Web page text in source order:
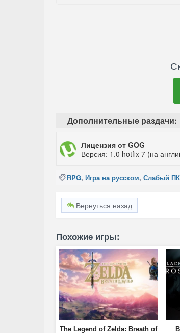
Дополнительные раздачи:
Лицензия от GOG
Версия: 1.0 hotfix 7 (на
RPG, Игра на русском, Слабый ПК
Вернуться назад
Похожие игры:
The Legend of Zelda: Breath of